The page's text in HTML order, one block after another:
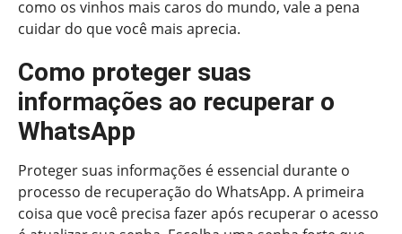
como os vinhos mais caros do mundo, vale a pena
cuidar do que você mais aprecia.
Como proteger suas
informações ao recuperar o
WhatsApp
Proteger suas informações é essencial durante o
processo de recuperação do WhatsApp. A primeira
coisa que você precisa fazer após recuperar o acesso